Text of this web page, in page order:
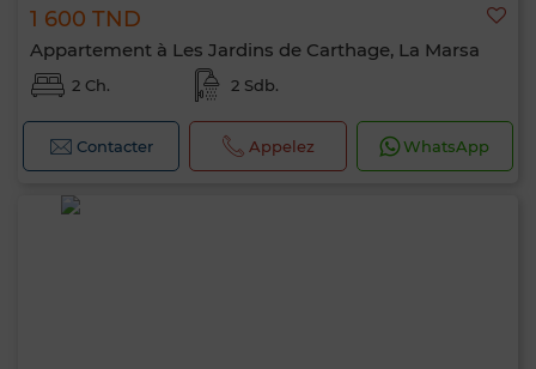
1 600 TND
Appartement à Les Jardins de Carthage, La Marsa
2 Ch. 2 Sdb.
Contacter Appelez WhatsApp